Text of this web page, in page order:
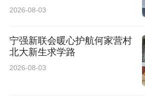
2026-08-03
宁强新联会暖心护航何家营村
北大新生求学路
2026-08-03